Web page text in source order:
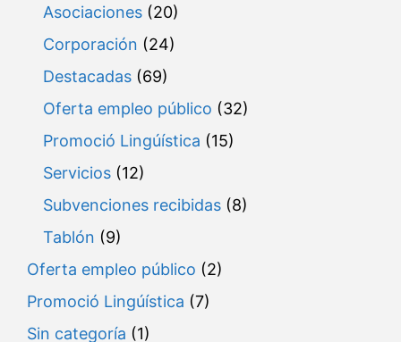
Asociaciones (20)
Corporación (24)
Destacadas (69)
Oferta empleo público (32)
Promoció Lingúística (15)
Servicios (12)
Subvenciones recibidas (8)
Tablón (9)
Oferta empleo público (2)
Promoció Lingúística (7)
Sin categoría (1)